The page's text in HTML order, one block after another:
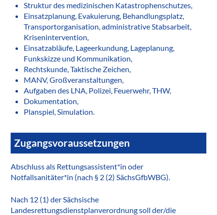
Struktur des medizinischen Katastrophenschutzes,
Einsatzplanung, Evakuierung, Behandlungsplatz,
Transportorganisation, administrative Stabsarbeit,
Krisenintervention,
Einsatzabläufe, Lageerkundung, Lageplanung,
Funkskizze und Kommunikation,
Rechtskunde, Taktische Zeichen,
MANV, Großveranstaltungen,
Aufgaben des LNA, Polizei, Feuerwehr, THW,
Dokumentation,
Planspiel, Simulation.
Zugangsvoraussetzungen
Abschluss als Rettungsassistent*in oder
Notfallsanitäter*in (nach § 2 (2) SächsGfbWBG).
Nach 12 (1) der Sächsische
Landesrettungsdienstplanverordnung soll der/die